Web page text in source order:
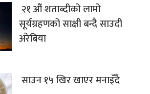
२१ औं शताब्दीको लामो
सूर्यग्रहणको साक्षी बन्दै साउदी
अरेबिया
साउन १५ खिर खाएर मनाइँदै